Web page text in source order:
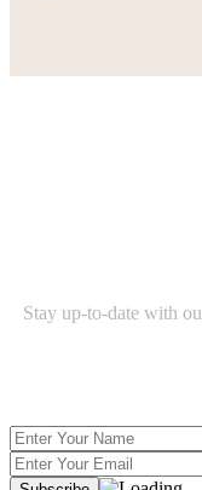
Stay up-to-date with